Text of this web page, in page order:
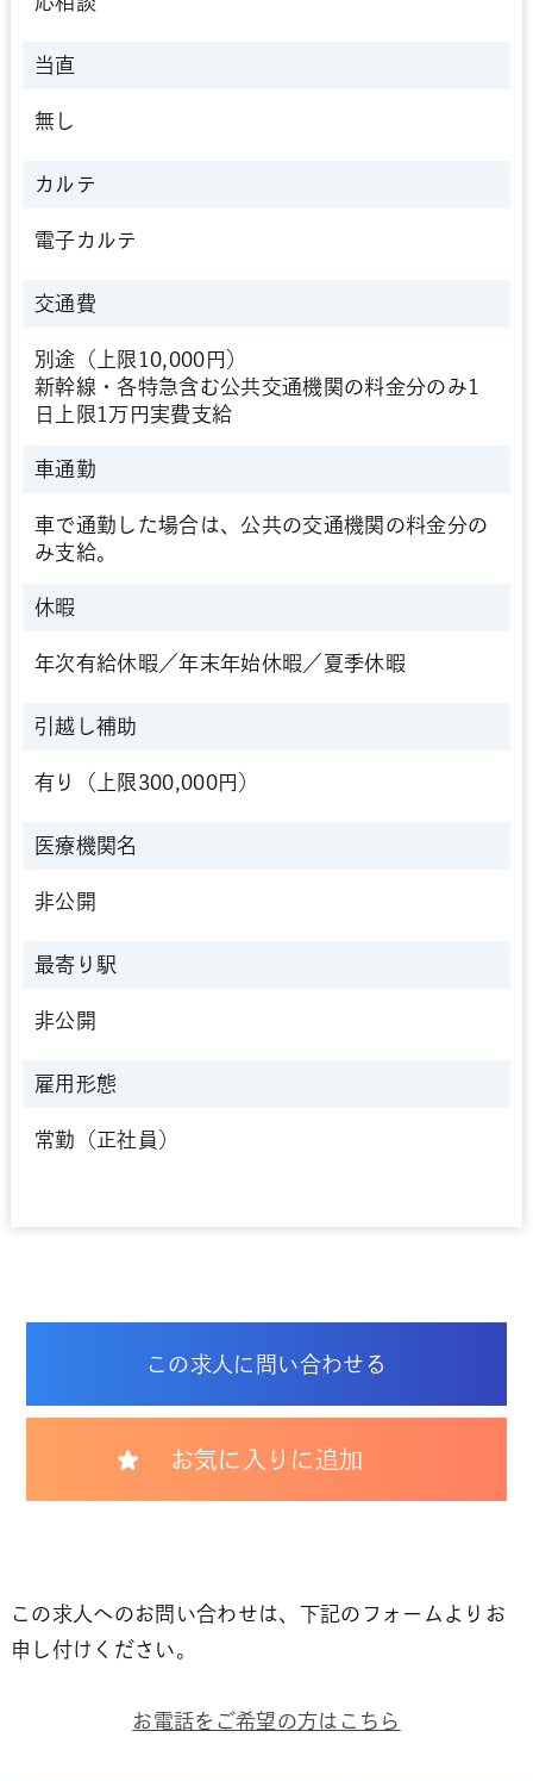
当直
無し
カルテ
電子カルテ
交通費
別途（上限10,000円）
新幹線・各特急含む公共交通機関の料金分のみ1
日上限1万円実費支給
車通勤
車で通勤した場合は、公共の交通機関の料金分の
み支給。
休暇
年次有給休暇／年末年始休暇／夏季休暇
引越し補助
有り（上限300,000円）
医療機関名
非公開
最寄り駅
非公開
雇用形態
常勤（正社員）
この求人に問い合わせる
お気に入りに追加
この求人へのお問い合わせは、下記のフォームよりお
申し付けください。
お電話をご希望の方はこちら